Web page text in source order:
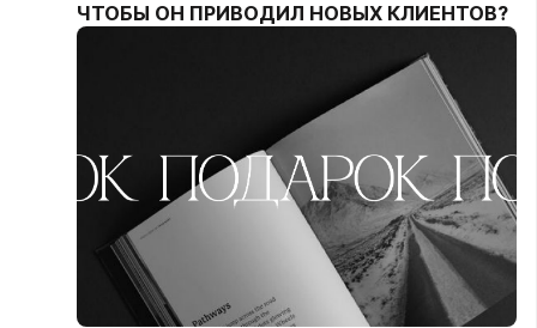
ЧТОБЫ ОН ПРИВОДИЛ НОВЫХ КЛИЕНТОВ?